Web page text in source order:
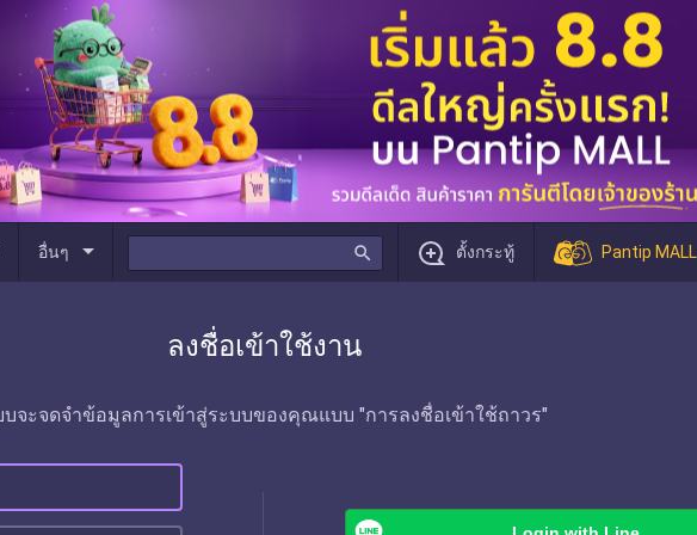
อื่นๆ arrow_drop_down search ตั้งกระทู้ Pantip MALL
ลงชื่อเข้าใช้งาน
บจะจดจำข้อมูลการเข้าสู่ระบบของคุณแบบ "การลงชื่อเข้าใช้ถาวร"